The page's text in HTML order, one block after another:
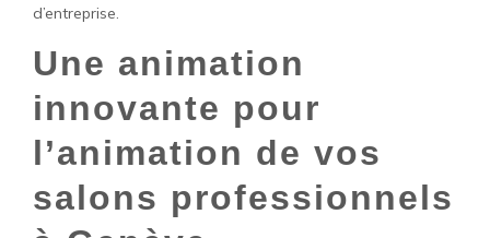
d’entreprise.
Une animation
innovante pour
l’animation de vos
salons professionnels